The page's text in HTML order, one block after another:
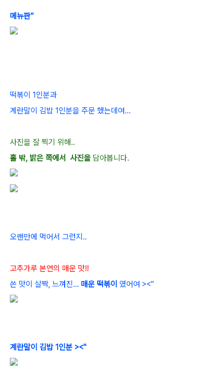
메뉴판"
떡볶이 1인분과
계란말이 김밥 1인분을 주문 했는데여...
사진을 잘 찍기 위해..
홀 밖, 밝은 쪽에서 사진을 담아봅니다.
오랜만에 먹어서 그런지..
고추가루 본연의 매운 맛!!
쓴 맛이 살짝, 느껴진... 매운 떡볶이 였어여 ><"
계란말이 김밥 1인분 ><"